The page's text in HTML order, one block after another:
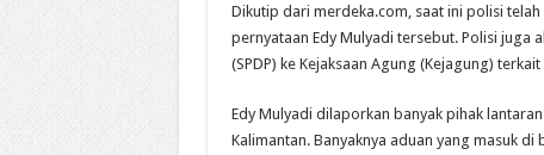
Dikutip dari merdeka.com, saat ini polisi
pernyataan Edy Mulyadi tersebut. Polisi juga
(SPDP) ke Kejaksaan Agung (Kejagung)
Edy Mulyadi dilaporkan banyak pihak
Kalimantan. Banyaknya aduan yang masuk